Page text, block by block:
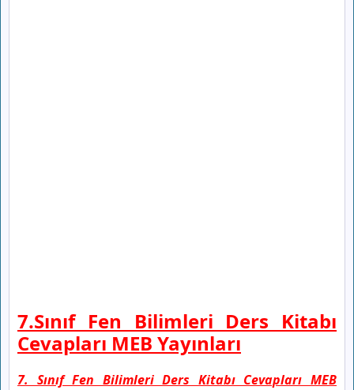
7.Sınıf Fen Bilimleri Ders Kitabı
Cevapları MEB Yayınları
7. Sınıf Fen Bilimleri Ders Kitabı Cevapları MEB